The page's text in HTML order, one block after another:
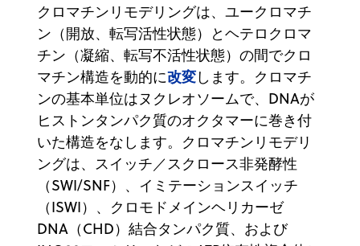
クロマチンリモデリングは、ユークロマチ
ン（開放、転写活性状態）とヘテロクロマ
チン（凝縮、転写不活性状態）の間でクロ
マチン構造を動的に改変します。クロマチ
ンの基本単位はヌクレオソームで、DNAが
ヒストンタンパク質のオクタマーに巻き付
いた構造をなします。クロマチンリモデリ
ングは、スイッチ／スクロース非発酵性
（SWI/SNF）、イミテーションスイッチ
（ISWI）、クロモドメインヘリカーゼ
DNA（CHD）結合タンパク質、および